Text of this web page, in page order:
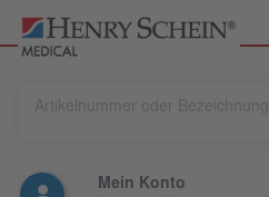
Mein Konto